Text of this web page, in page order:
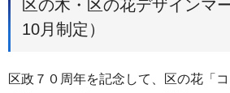
区の木・区の花デザイン
10月制定）
区政７０周年を記念して、区の花「